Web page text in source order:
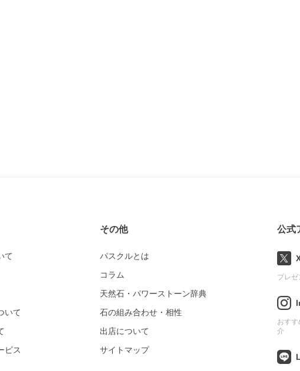
て
いて
ビス
その他
パスクルとは
コラム
天然石・パワーストーン辞典
石の組み合わせ・相性
出店について
サイトマップ
公式
プレ
おす
介